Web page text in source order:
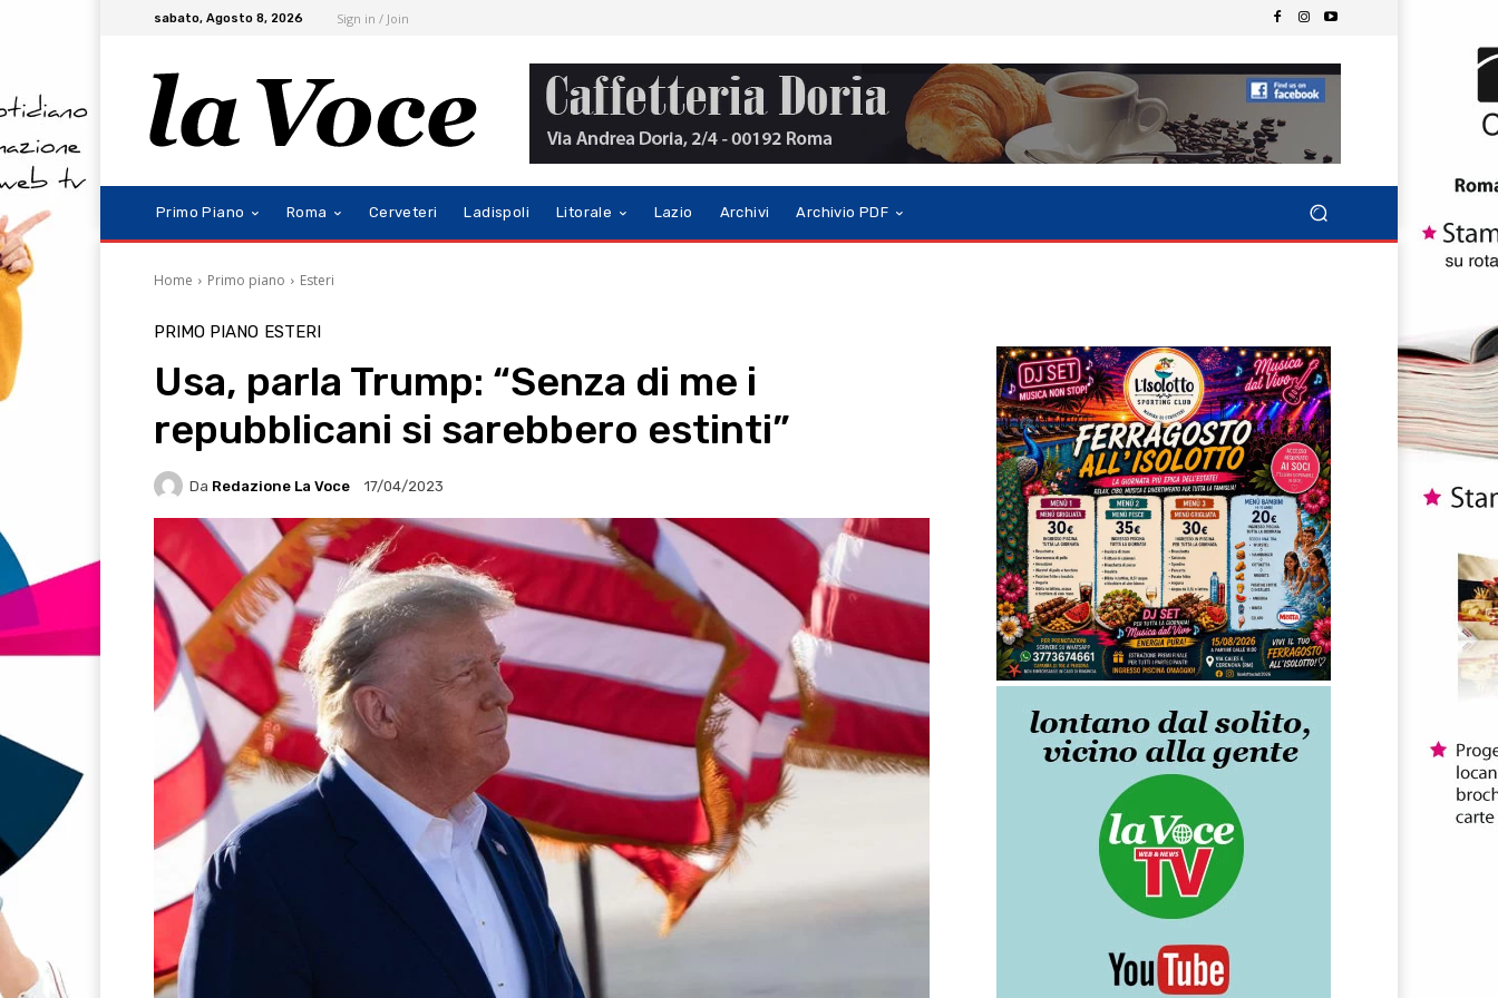
sabato, Agosto 8, 2026 Sign in / Join
Primo Piano Roma Cerveteri Ladispoli Litorale Lazio Archivi Archivio PDF
Home Primo piano Esteri
PRIMO PIANO ESTERI
Usa, parla Trump: “Senza di me i
repubblicani si sarebbero estinti”
Da Redazione La Voce 17/04/2023